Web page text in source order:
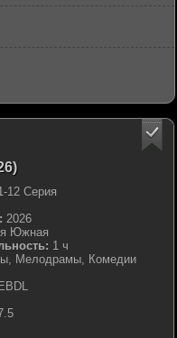
12 Серия
2026
Южная
1 ч
Мелодрамы, Комедии